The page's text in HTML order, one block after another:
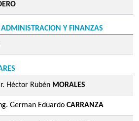
ADMINISTRACION Y FINANZAS
Héctor Rubén MORALES
German Eduardo CARRANZA